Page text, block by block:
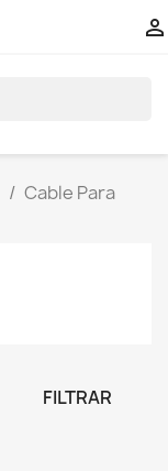

Cable Para
FILTRAR